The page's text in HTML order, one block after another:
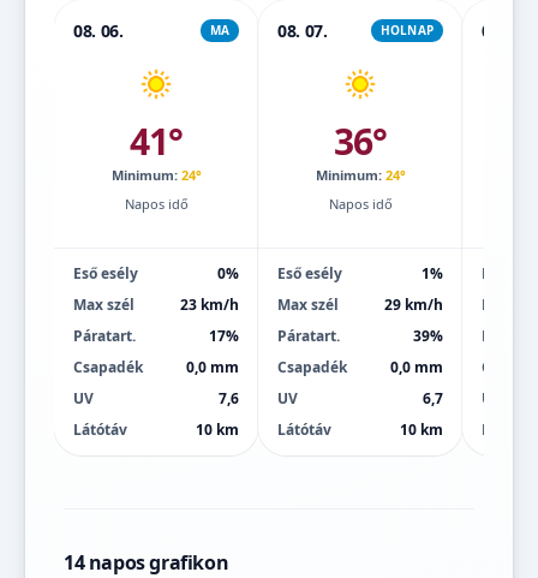
08. 06. MA
41°
Minimum: 24°
Napos idő
Eső esély
0%
Max szél
23 km/h
Páratart.
17%
Csapadék
0,0 mm
UV
7,6
Látótáv
10 km
08. 07. HOLNAP
36°
Minimum: 24°
Napos idő
Eső esély
1%
Max szél
29 km/h
Páratart.
39%
Csapadék
0,0 mm
UV
6,7
Látótáv
10 km
08. 08.
Eső
Max
UV
Látótáv
14 napos grafikon